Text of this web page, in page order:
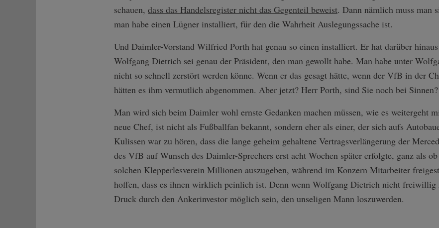
schauen, dass das Handelsregister nicht das Gegenteil beweist. Dann nämlich muss man
man habe einen Lügner installiert, für den die Wahrheit Auslegungssache ist.
Und Daimler-Vorstand Wilfried Porth hat genau so einen installiert. Er hat darüber
Wolfgang Dietrich sei genau der Präsident, den man gewollt habe. Man habe unter
nicht so schnell zerstört werden könne. Wenn er das gesagt hätte, wenn der VfB in der
hätten es ihm vermutlich abgenommen. Aber jetzt? Herr Porth, sind Sie noch bei Sinnen?
Man wird sich beim Daimler wohl ernste Gedanken machen müssen, wie es weitergeht
neue Chef, ist nicht als Fußballfan bekannt, sondern eher als einer, der sich aufs
Kulissen war zu hören, dass die lange geheim gehaltene Vertragsverlängerung der
des VfB auf Wunsch des Daimler-Sprechers erst acht Wochen später erfolgte, ganz als
solchen Klepperlesverein Millionen auszugeben, während im Konzern Mitarbeiter
hoffen, dass es ihnen wirklich peinlich ist. Denn wenn Wolfgang Dietrich nicht
Druck durch den Ankerinvestor möglich sein, den unseligen Mann loszuwerden.